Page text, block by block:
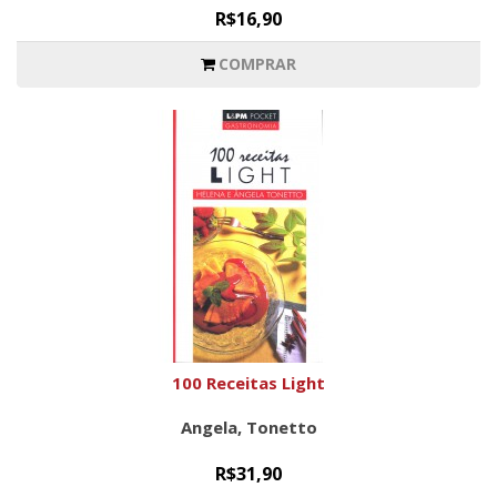
R$16,90
COMPRAR
100 Receitas Light
Angela, Tonetto
R$31,90